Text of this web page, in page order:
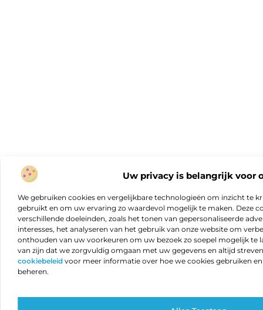
Uw privacy is belangrijk voor
We gebruiken cookies en vergelijkbare technologieën om inzicht te
gebruikt en om uw ervaring zo waardevol mogelijk te maken. Deze
verschillende doeleinden, zoals het tonen van gepersonaliseerde
interesses, het analyseren van het gebruik van onze website om
onthouden van uw voorkeuren om uw bezoek zo soepel mogelijk te
van zijn dat we zorgvuldig omgaan met uw gegevens en altijd
cookiebeleid voor meer informatie over hoe we cookies gebruiken
beheren.